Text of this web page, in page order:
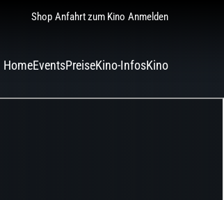
Shop Anfahrt zum Kino Anmelden
HomeEventsPreiseKino-InfosKino